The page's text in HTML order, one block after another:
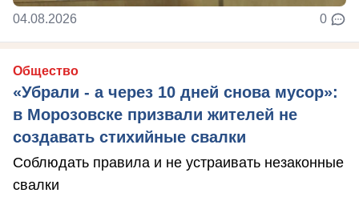
04.08.2026 0
Общество
«Убрали - а через 10 дней снова мусор»:
в Морозовске призвали жителей не
создавать стихийные свалки
Соблюдать правила и не устраивать незаконные
свалки